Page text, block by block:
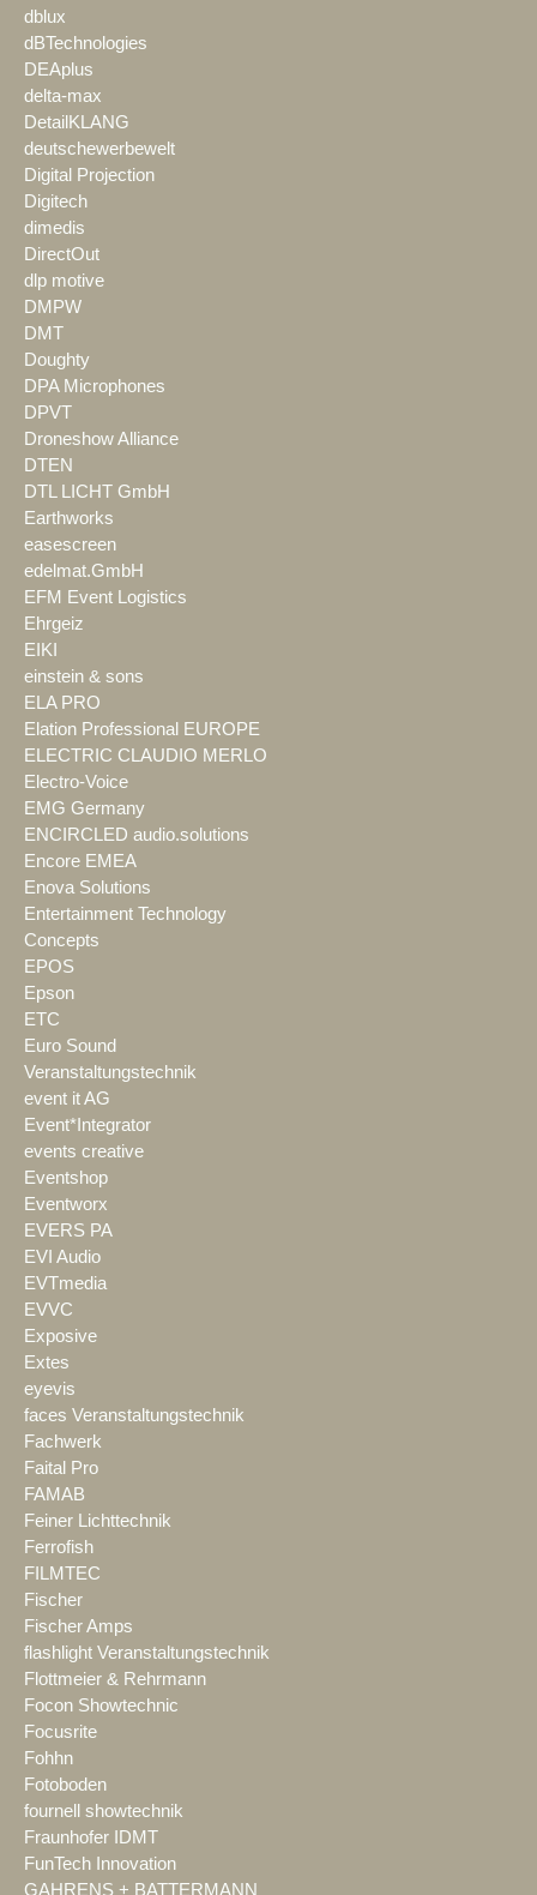
dblux
dBTechnologies
DEAplus
delta-max
DetailKLANG
deutschewerbewelt
Digital Projection
Digitech
dimedis
DirectOut
dlp motive
DMPW
DMT
Doughty
DPA Microphones
DPVT
Droneshow Alliance
DTEN
DTL LICHT GmbH
Earthworks
easescreen
edelmat.GmbH
EFM Event Logistics
Ehrgeiz
EIKI
einstein & sons
ELA PRO
Elation Professional EUROPE
ELECTRIC CLAUDIO MERLO
Electro-Voice
EMG Germany
ENCIRCLED audio.solutions
Encore EMEA
Enova Solutions
Entertainment Technology
Concepts
EPOS
Epson
ETC
Euro Sound
Veranstaltungstechnik
event it AG
Event*Integrator
events creative
Eventshop
Eventworx
EVERS PA
EVI Audio
EVTmedia
EVVC
Exposive
Extes
eyevis
faces Veranstaltungstechnik
Fachwerk
Faital Pro
FAMAB
Feiner Lichttechnik
Ferrofish
FILMTEC
Fischer
Fischer Amps
flashlight Veranstaltungstechnik
Flottmeier & Rehrmann
Focon Showtechnic
Focusrite
Fohhn
Fotoboden
fournell showtechnik
Fraunhofer IDMT
FunTech Innovation
GAHRENS + BATTERMANN